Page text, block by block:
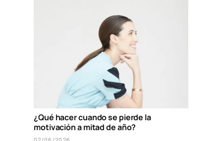
¿Qué hacer cuando se pierde la
motivación a mitad de año?